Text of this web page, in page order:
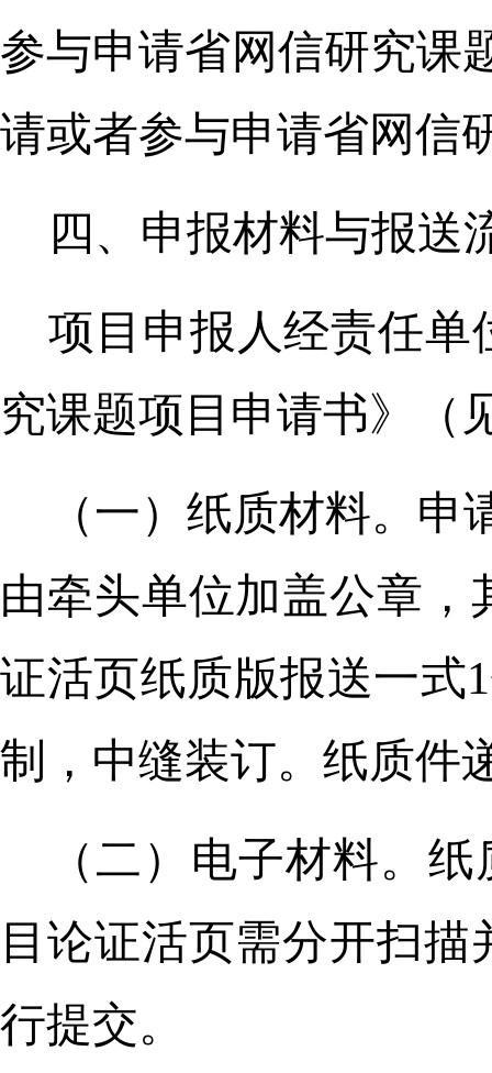
参与申请省网信研究课
请或者参与申请省网信
四、申报材料与报送
项目申报人经责任单
究课题项目申请书》（
（一）纸质材料。
由牵头单位加盖公章
证活页纸质版报送一式
制，中缝装订。纸质件
（二）电子材料。
目论证活页需分开扫
行提交。